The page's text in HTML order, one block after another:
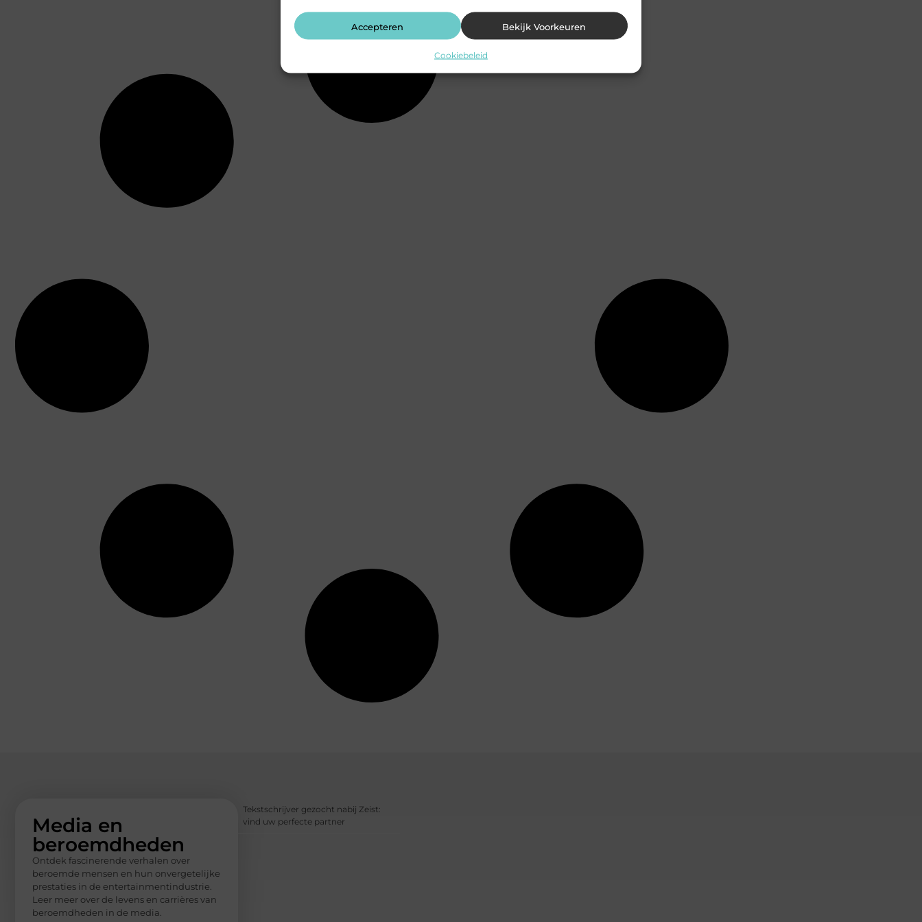
Accepteren Bekijk Voorkeuren
Cookiebeleid
Media en
beroemdheden
Ontdek fascinerende verhalen over
beroemde mensen en hun onvergetelijke
prestaties in de entertainmentindustrie.
Leer meer over de levens en carrières van
beroemdheden in de media.
Tekstschrijver gezocht nabij Zeist:
vind uw perfecte partner